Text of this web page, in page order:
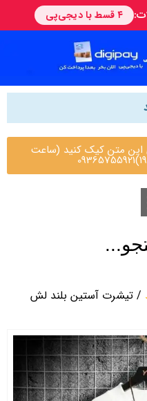
این متن کیک کنید (ساعت
/ تیشرت آستین بلند لش